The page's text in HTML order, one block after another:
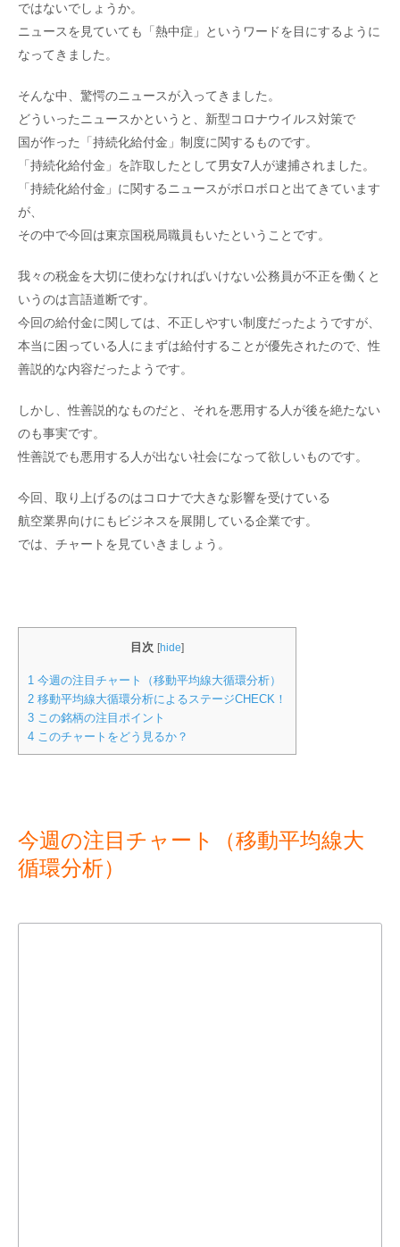
ではないでしょうか。
ニュースを見ていても「熱中症」というワードを目にするように
なってきました。
そんな中、驚愕のニュースが入ってきました。
どういったニュースかというと、新型コロナウイルス対策で
国が作った「持続化給付金」制度に関するものです。
「持続化給付金」を詐取したとして男女7人が逮捕されました。
「持続化給付金」に関するニュースがボロボロと出てきています
が、
その中で今回は東京国税局職員もいたということです。
我々の税金を大切に使わなければいけない公務員が不正を働くと
いうのは言語道断です。
今回の給付金に関しては、不正しやすい制度だったようですが、
本当に困っている人にまずは給付することが優先されたので、性
善説的な内容だったようです。
しかし、性善説的なものだと、それを悪用する人が後を絶たない
のも事実です。
性善説でも悪用する人が出ない社会になって欲しいものです。
今回、取り上げるのはコロナで大きな影響を受けている
航空業界向けにもビジネスを展開している企業です。
では、チャートを見ていきましょう。
目次 [hide]
1 今週の注目チャート（移動平均線大循環分析）
2 移動平均線大循環分析によるステージCHECK！
3 この銘柄の注目ポイント
4 このチャートをどう見るか？
今週の注目チャート（移動平均線大
循環分析）